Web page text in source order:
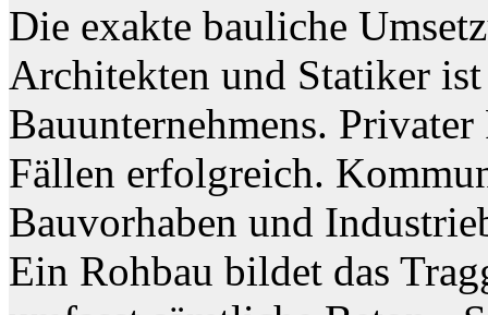
Die exakte bauliche
Architekten und Statiker
Bauunternehmens.
Fällen erfolgreich.
Bauvorhaben und
Ein Rohbau bildet das